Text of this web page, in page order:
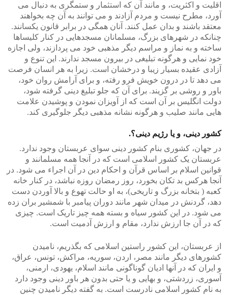
اقلیت و اکثریت، و مانند آن که استثمار و ستمگری به دنبال می
آورد، مطرح نیست و مردم آزادند و می توانند به آن چه بخواهند
معتقد باشند و بدان عمل کنند. آنان همگی در برابر قانون یکسانند.
چنانکه در شهرهای بزرگ، مسلمانان مسجدهایی در کنار کلیساها
ساخته و به نماز و مراسم دیگر مذهبی خود می پردازند، ولی اجازه
خود نمایی و هرگونه تبلیغی در بیرون مسجد ندارند. این تنوع و
آزادی عقیده بسیار زیبا و درخشان است. زیرا به هر انسان فرصت
می دهد تا در درون خویش فرو رفته، و برای آرامش روان خود،
باور و روشی بر گزیند. برای آن که جلو تبلیغ دینی گرفته شود،
دولت انگلیس بر آن است که از آویزان نمودن و پوشیدن علامت
هایی مانند صلیب و هرگونه نشانه مذهبی دیگر جلوگیری کند.
کشور دینی، و یا رژیم دینی؟.
در جهان، کشوری بنام کشور دینی سوای عربستان وجود ندارد.
عربستان یک کشور اسلامی است که در آنجا همه مسلمانند و
قوانین اسلام بر اساس قرآن و احکام دین در آن اجراء می شود. در
آنجا هرکس بد تکان بخورد، روز رمضان روزه نباشد، در کنار خانه
کعبه ( بتخانه بزرگ و تاریخی)، به او حالت تهوع و بالا آوردن دست
دهد، گردنش در میدان شهر مانند دوران پیامبر با شمشیر بران زده
می شود. در این کشور سیاه و بسته همه چیز تاریک است. چیزی
که در آن جا ارزش ندارد، مقام و ارزش آدمیت است.
از عربستان، این کشور راستین اسلامی که بگذریم، نامیدن
کشورهای دیگر مانند مصر، اردن، سوریه، مراکش، تونس، عراق،
و ایران که در آنها ادیان گوناگونی مانند اسلام، یهودی، ارمنی،
آسوری، زردشتی، و بهایی و یا حتی بدون هر باور دینی وجود دارد
به نام کشور اسلامی نادرست است. به گفته دیگر نامیدن چنین